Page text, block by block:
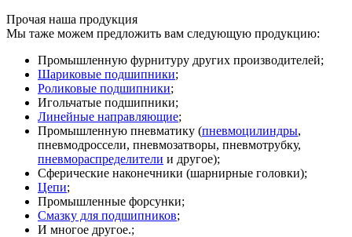
Прочая наша продукция
Мы таже можем предложить вам следующую продукцию:
Промышленную фурнитуру других производителей;
Шариковые подшипники;
Роликовые подшипники;
Игольчатые подшипники;
Линейные направляющие;
Промышленную пневматику (пневмоцилиндры,
пневмодроссели, пневмозатворы, пневмотрубку,
пневмораспределители и другое);
Сферические наконечники (шарнирные головки);
Цепи;
Промышленные форсунки;
Смазку для подшипников;
И многое другое.;